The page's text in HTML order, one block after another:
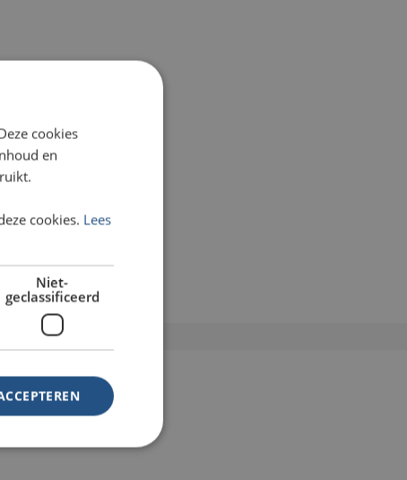
cookies
en
cookies. Lees
Niet-
geclassificeerd